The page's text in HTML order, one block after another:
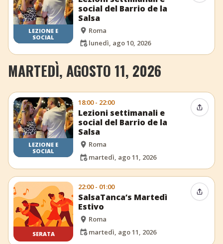
LEZIONE E
SOCIAL
social del Barrio de la
Salsa
Roma
lunedì, ago 10, 2026
MARTEDÌ, AGOSTO 11, 2026
LEZIONE E
SOCIAL
18:00 - 22:00
Lezioni settimanali e
social del Barrio de la
Salsa
Roma
martedì, ago 11, 2026
SERATA
22:00 - 01:00
SalsaTanca’s Martedì
Estivo
Roma
martedì, ago 11, 2026